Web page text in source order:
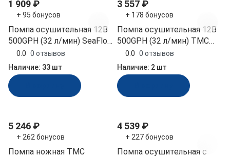
1 909 ₽
+ 95 бонусов
Помпа осушительная 12В
500GPH (32 л/мин) SeaFlo
(SFBP1-G500-01)
0.0 0 отзывов
Наличие: 33 шт
3 557 ₽
+ 178 бонусов
Помпа осушительная 12В
500GPH (32 л/мин) TMC
(03303_12)
0.0 0 отзывов
Наличие: 2 шт
5 246 ₽
+ 262 бонусов
Помпа ножная TMC
4 539 ₽
+ 227 бонусов
Помпа осушительная с